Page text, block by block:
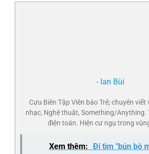
- Ian Bùi
Cựu Biên Tập Viên báo Trẻ; chuyên viết
nhạc, Nghệ thuật, Something/Anything.
điện toán. Hiện cư ngụ trong
Xem thêm: Đi tìm "bún bò